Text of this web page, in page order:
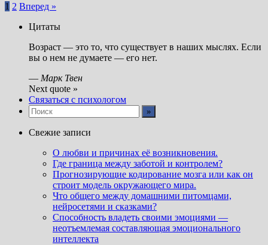
Пагинация
записей
1 2 Вперед »
Цитаты
Возраст — это то, что существует в наших мыслях. Если
вы о нем не думаете — его нет.
— Марк Твен
Next quote »
Связаться с психологом
Свежие записи
О любви и причинах её возникновения.
Где граница между заботой и контролем?
Прогнозирующие кодирование мозга или как он
строит модель окружающего мира.
Что общего между домашними питомцами,
нейросетями и сказками?
Способность владеть своими эмоциями —
неотъемлемая составляющая эмоционального
интеллекта